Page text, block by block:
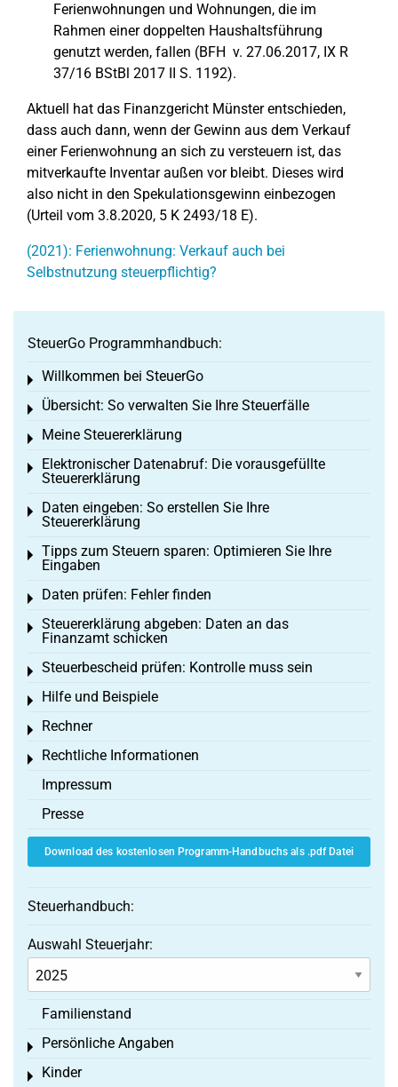
Ferienwohnungen und Wohnungen, die im
Rahmen einer doppelten Haushaltsführung
genutzt werden, fallen (BFH v. 27.06.2017, IX R
37/16 BStBl 2017 II S. 1192).
Aktuell hat das Finanzgericht Münster entschieden,
dass auch dann, wenn der Gewinn aus dem Verkauf
einer Ferienwohnung an sich zu versteuern ist, das
mitverkaufte Inventar außen vor bleibt. Dieses wird
also nicht in den Spekulationsgewinn einbezogen
(Urteil vom 3.8.2020, 5 K 2493/18 E).
(2021): Ferienwohnung: Verkauf auch bei
Selbstnutzung steuerpflichtig?
SteuerGo Programmhandbuch:
Willkommen bei SteuerGo
Toggle menu
Übersicht: So verwalten Sie Ihre Steuerfälle
Toggle menu
Meine Steuererklärung
Toggle menu
Elektronischer Datenabruf: Die vorausgefüllte
Steuererklärung
Toggle menu
Daten eingeben: So erstellen Sie Ihre
Steuererklärung
Toggle menu
Tipps zum Steuern sparen: Optimieren Sie Ihre
Eingaben
Toggle menu
Daten prüfen: Fehler finden
Toggle menu
Steuererklärung abgeben: Daten an das
Finanzamt schicken
Toggle menu
Steuerbescheid prüfen: Kontrolle muss sein
Toggle menu
Hilfe und Beispiele
Toggle menu
Rechner
Toggle menu
Rechtliche Informationen
Toggle menu
Impressum
Presse
Download des kostenlosen Programm-Handbuchs als .pdf Datei
Steuerhandbuch:
Auswahl Steuerjahr:
Familienstand
Persönliche Angaben
Toggle menu
Kinder
Toggle menu